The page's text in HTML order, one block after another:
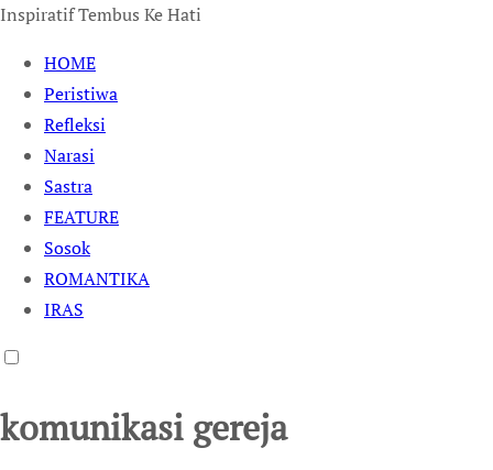
Inspiratif Tembus Ke Hati
HOME
Peristiwa
Refleksi
Narasi
Sastra
FEATURE
Sosok
ROMANTIKA
IRAS
komunikasi gereja